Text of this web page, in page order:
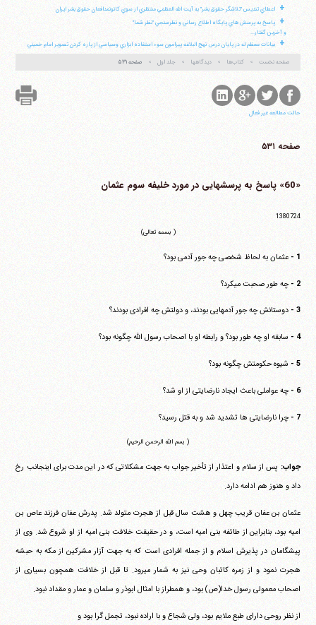
+ اعطاي تنديس "تلاشگر حقوق بشر" به آيت الله العظمي منتظري از سوي كانونمدافعان حقوق بشر ايران
+
پاسخ به پرسش هاي پايگاه اطلاع رساني و نظرسنجي "نظر شما"
و آخرين گفتار...
+ بيانات معظم له در پايان درس نهج البلاغه پيرامون سوء استفاده ابزاري وسياسي از پاره كردن تصوير امام خميني
صفحه نخست کتاب‌ها دیدگاهها جلد اول صفحه ۵۳۱
حالت مطالعه غیر فعال
صفحه ۵۳۱
«60» پاسخ به پرسشهایی در مورد خلیفه سوم عثمان
1380724
( بسمه تعالی)
1 - عثمان به لحاظ شخصی چه جور آدمی بود؟
2 - چه طور صحبت می‎کرد؟
3 - دوستانش چه جور آدمهایی بودند، و دولتش چه افرادی بودند؟
4 - سابقه او چه طور بود؟ و رابطه او با اصحاب رسول الله چگونه بود؟
5 - شیوه حکومتش چگونه بود؟
6 - چه عواملی باعث ایجاد نارضایتی از او شد؟
7 - چرا نارضایتی ها تشدید شد و به قتل رسید؟
( بسم الله الرحمن الرحیم)
جواب: پس از سلام و اعتذار از تأخیر جواب به جهت مشکلاتی که در این مدت برای اینجانب رخ
داد و هنوز هم ادامه دارد.
عثمان بن عفان قریب چهل و هشت سال قبل از هجرت متولد شد. پدرش عفان فرزند عاص بن
امیه بود، بنابراین از طائفه بنی امیه است، و در حقیقت خلافت بنی امیه از او شروع شد. وی از
پیشگامان در پذیرش اسلام و از جمله افرادی است که به جهت آزار مشرکین از مکه به حبشه
هجرت نمود و از زمره کاتبان وحی نیز به شمار می‎رود. تا قبل از خلافت همچون بسیاری از
اصحاب معمولی رسول خدا(ص) بود، و همطراز با امثال ابوذر و سلمان و عمار و مقداد نبود.
از نظر روحی دارای طبع ملایم بود، ولی شجاع و با اراده نبود، تجمل گرا بود و